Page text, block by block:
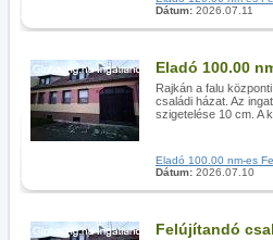
Dátum: 2026.07.11
Eladó 100.00
Rajkán a falu
családi házat. Az
szigetelése 10 cm. A
Eladó 100.00 nm-es
Dátum: 2026.07.10
Felújítandó